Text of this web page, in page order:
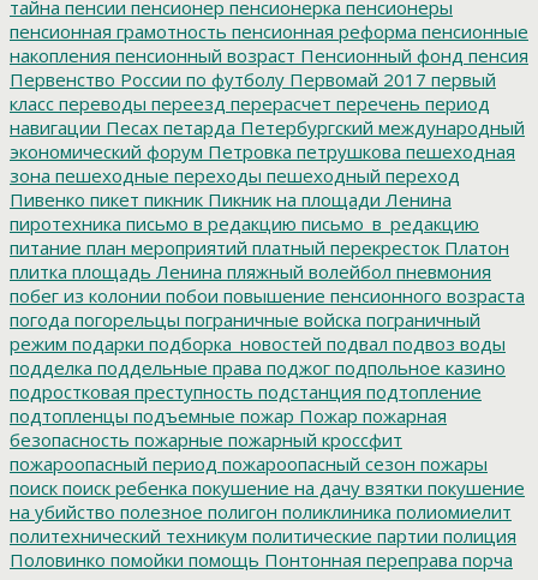
тайна пенсии пенсионер пенсионерка пенсионеры
пенсионная грамотность пенсионная реформа пенсионные
накопления пенсионный возраст Пенсионный фонд пенсия
Первенство России по футболу Первомай 2017 первый
класс переводы переезд перерасчет перечень период
навигации Песах петарда Петербургский международный
экономический форум Петровка петрушкова пешеходная
зона пешеходные переходы пешеходный переход
Пивенко пикет пикник Пикник на площади Ленина
пиротехника письмо в редакцию письмо_в_редакцию
питание план мероприятий платный перекресток Платон
плитка площадь Ленина пляжный волейбол пневмония
побег из колонии побои повышение пенсионного возраста
погода погорельцы пограничные войска пограничный
режим подарки подборка_новостей подвал подвоз воды
подделка поддельные права поджог подпольное казино
подростковая преступность подстанция подтопление
подтопленцы подъемные пожар Пожар пожарная
безопасность пожарные пожарный кроссфит
пожароопасный период пожароопасный сезон пожары
поиск поиск ребенка покушение на дачу взятки покушение
на убийство полезное полигон поликлиника полиомиелит
политехнический техникум политические партии полиция
Половинко помойки помощь Понтонная переправа порча